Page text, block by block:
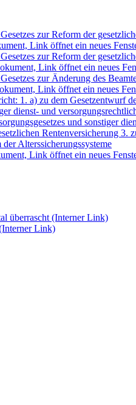
zur Reform der
Link öffnet ein neues
zur Reform der
Link öffnet ein neues
zur Änderung des
Link öffnet ein neues
1. a) zu dem
dienst- und
und sonstiger
Rentenversicherung
Alterssicherungssysteme
Link öffnet ein neues
überrascht (Interner Link)
Link)